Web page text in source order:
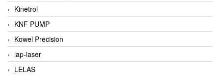
Kinetrol
KNF PUMP
Kowel Precision
lap-laser
LELAS